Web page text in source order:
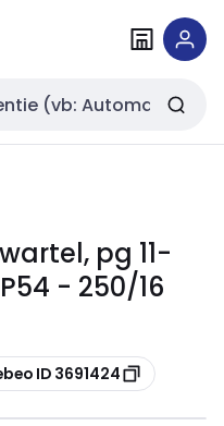
pg 11-
- 250/16
ID 3691424